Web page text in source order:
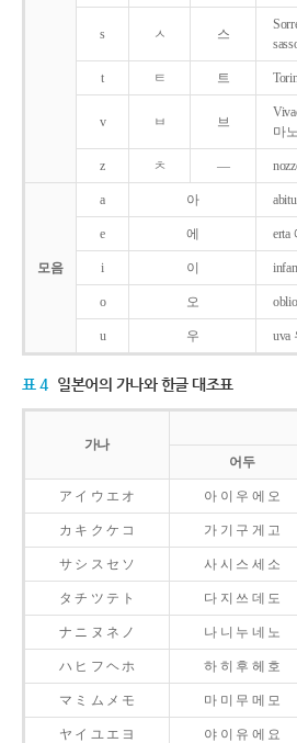
s ㅅ 스
t ㅌ 트
v ㅂ 브
마
z ㅊ ―
모음
a 아
e 에 erta
i 이
o 오
u 우 uva
표 4 일본어의 가나와 한글 대조표
가나
어두
ア イ ウ エ オ 아 이 우 에 오
カ キ ク ケ コ 가 기 구 게 고
サ シ ス セ ソ 사 시 스 세 소
タ チ ツ テ ト 다 지 쓰 데 도
ナ ニ ヌ ネ ノ 나 니 누 네 노
ハ ヒ フ ヘ ホ 하 히 후 헤 호
マ ミ ム メ モ 마 미 무 메 모
ヤ イ ユ エ ヨ 야 이 유 에 요